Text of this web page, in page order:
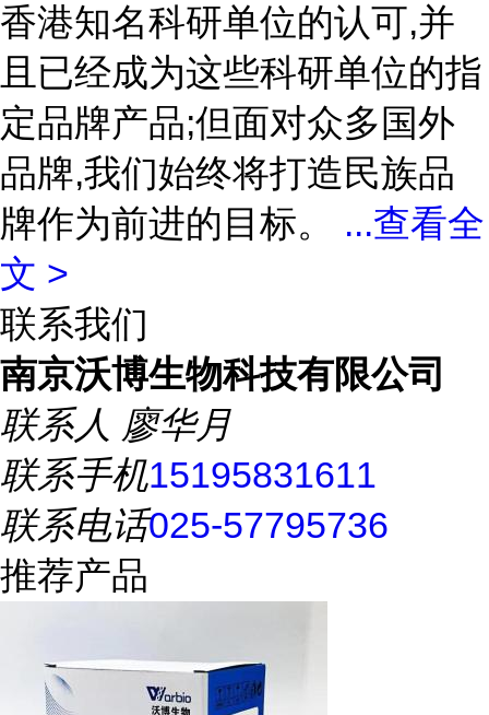
香港知名科研单位的认可,并
且已经成为这些科研单位的指
定品牌产品;但面对众多国外
品牌,我们始终将打造民族品
牌作为前进的目标。 ...查看全
文 >
联系我们
南京沃博生物科技有限公司
联系人 廖华月
联系手机15195831611
联系电话025-57795736
推荐产品